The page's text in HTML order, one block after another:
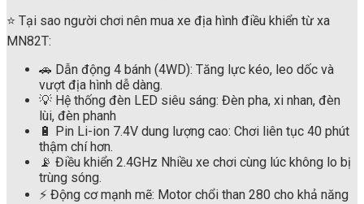
⭐ Tại sao người chơi nên mua xe địa hình điều khiển từ xa
MN82T:
🚗 Dẫn động 4 bánh (4WD): Tăng lực kéo, leo dốc và
vượt địa hình dễ dàng.
💡 Hệ thống đèn LED siêu sáng: Đèn pha, xi nhan, đèn
lùi, đèn phanh
🔋 Pin Li-ion 7.4V dung lượng cao: Chơi liên tục 40 phút
thậm chí hơn.
📡 Điều khiển 2.4GHz Nhiều xe chơi cùng lúc không lo bị
trùng sóng.
⚡ Động cơ mạnh mẽ: Motor chổi than 280 cho khả năng